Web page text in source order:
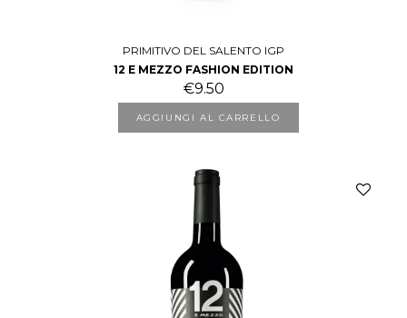
PRIMITIVO DEL SALENTO IGP
12 E MEZZO FASHION EDITION
€9.50
AGGIUNGI AL CARRELLO